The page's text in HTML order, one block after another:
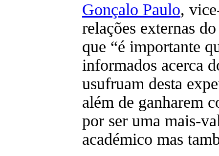
Gonçalo Paulo,
relações externas
que “é importante
informados acerca
usufruam desta
além de ganharem
por ser uma mais-
académico mas